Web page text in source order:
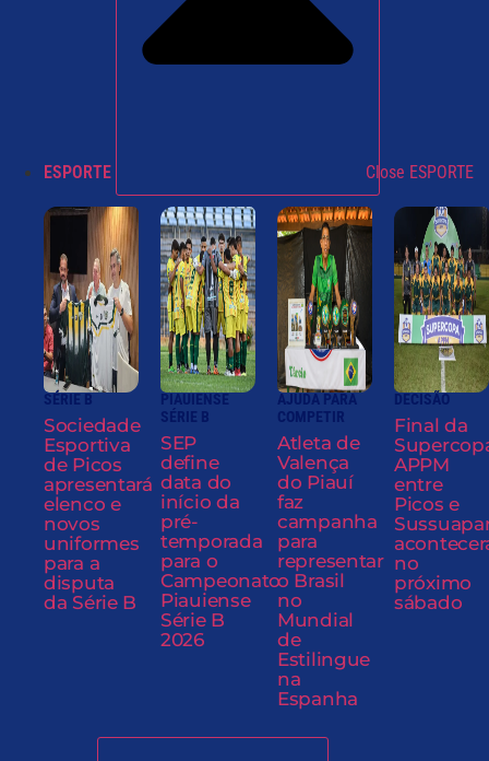
ESPORTE Close ESPORTE
SÉRIE B
Sociedade
Esportiva
de Picos
apresentará
elenco e
novos
uniformes
para a
disputa
da Série B
PIAUIENSE
SÉRIE B
SEP
define
data do
início da
pré-
temporada
para o
Campeonato
Piauiense
Série B
2026
AJUDA PARA
COMPETIR
Atleta de
Valença
do Piauí
faz
campanha
para
representar
o Brasil
no
Mundial
de
Estilingue
na
Espanha
DECISÃO
Final da
APPM
entre
Picos e
no
próximo
sábado